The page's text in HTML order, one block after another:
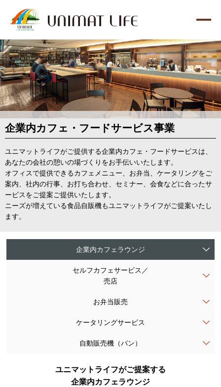
企業内カフェ・フードサービス事業
ユニマットライフがご提供する企業内カフェ・フードサービスは、
あなたの会社の憩いの場づくりをお手伝いいたします。
オフィスで提供できるカフェメニュー、お弁当、ケータリングをご
案内、社内の行事、お打ち合わせ、セミナー、会食などに合ったサ
ービスをご提案ご提供いたします。
ニーズが増えている食品自販機もユニマットライフがご提案いたし
ます。
企業内カフェラウンジ
セルフカフェサービス ／
売店
お弁当販売
ケータリングサービス
自動販売機（パン）
ユニマットライフがご提案する
企業内カフェラウンジ